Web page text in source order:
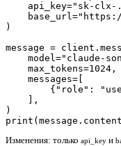
api_key="sk-clx-
)
message =
model="claude-
    max_tokens=1024,
    messages=[
{"role":
    ],
)
Изменения: только api_key и